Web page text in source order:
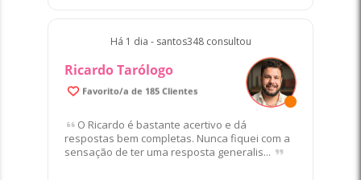
Há 1 dia - santos348 consultou
Ricardo Tarólogo
99.7% de Clientes satisfeitos/as
Favorito/a de 185 Clientes
O Ricardo é bastante acertivo e dá
respostas bem completas. Nunca fiquei com a
sensação de ter uma resposta generalis...